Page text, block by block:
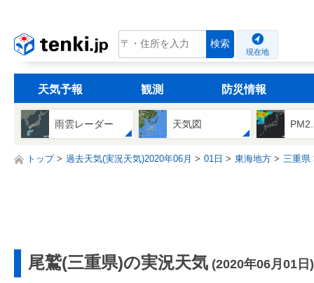
tenki.jp 検索
現在地
天気予報 観測 防災情報
雨雲レーダー 天気図
トップ 過去天気(実況天気)2020年06月 01日 東海地方 三重県
尾鷲(三重県)の実況天気 (2020年06月01日)